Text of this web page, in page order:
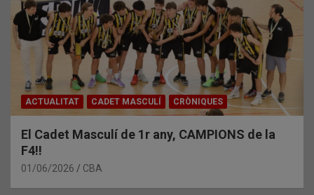
ACTUALITAT CADET MASCULÍ CRÒNIQUES
El Cadet Masculí de 1r any, CAMPIONS de la
F4!!
01/06/2026 CBA